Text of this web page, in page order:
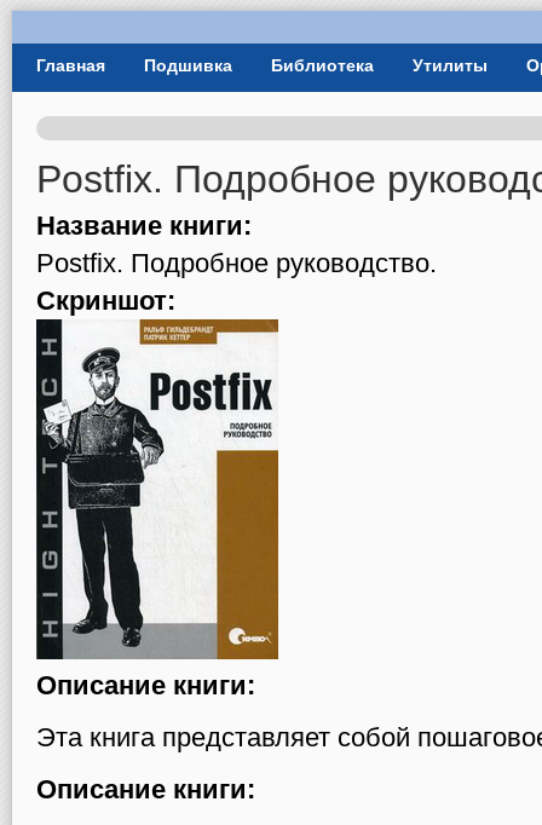
User Menu
Postfix. Подробное
Название книги:
Postfix. Подробное руководство.
Скриншот:
Описание книги:
Эта книга представляет собой
Описание книги:
Главное меню
Главная Подшивка Библиотека Утилиты